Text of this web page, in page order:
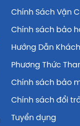
Chính Sách Vận
Chính sách bảo
Hướng Dẫn
Phương Thức
Chính sách bảo
Chính sách đổi
Tuyển dụng